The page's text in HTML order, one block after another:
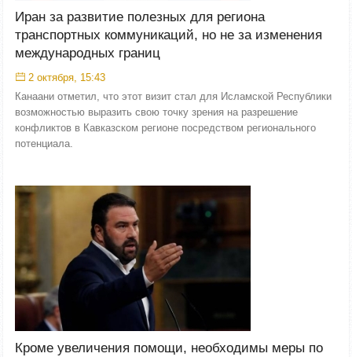
Иран за развитие полезных для региона
транспортных коммуникаций, но не за изменения
международных границ
2 октября, 15:43
Канаани отметил, что этот визит стал для Исламской Республики
возможностью выразить свою точку зрения на разрешение
конфликтов в Кавказском регионе посредством регионального
потенциала.
Кроме увеличения помощи, необходимы меры по